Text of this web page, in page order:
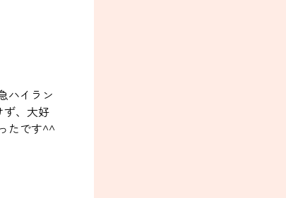
ハイラン
ず、大好
たです^^